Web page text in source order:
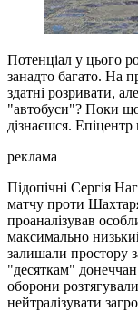
Потенціал у цього
занадто багато. На
здатні розривати,
"автобуси"? Поки що
дізнаєшся.
реклама
Підопічні Сергія
матчу проти
проаналізував
максимально
залишали простору
"десяткам" донеччан
оборони
нейтралізувати